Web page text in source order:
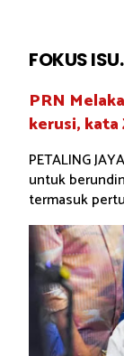
FOKUS
PRN
kerusi, kata
PETALING
untuk
termasuk